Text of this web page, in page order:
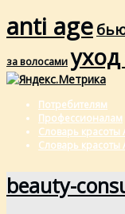
anti age
за волосами
Потребителям
Профессионалам
Словарь красоты
Словарь красоты
beauty-